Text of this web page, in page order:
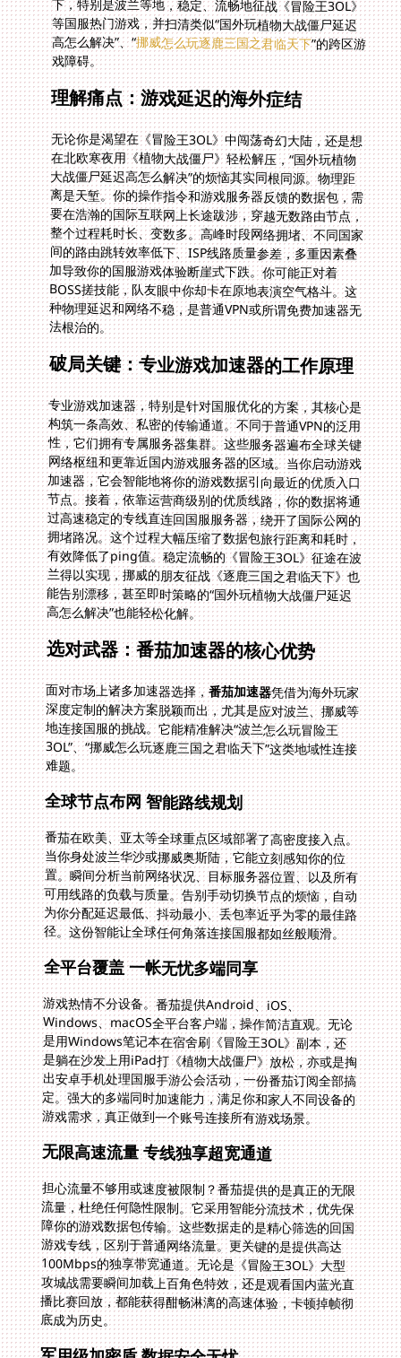
高怎么解决”、“挪威怎么玩逐鹿三国之君临天下”的跨区游
戏障碍。
理解痛点：游戏延迟的海外症结
无论你是渴望在《冒险王3OL》中闯荡奇幻大陆，还是想
在北欧寒夜用《植物大战僵尸》轻松解压，“国外玩植物
大战僵尸延迟高怎么解决”的烦恼其实同根同源。物理距
离是天堑。你的操作指令和游戏服务器反馈的数据包，需
要在浩瀚的国际互联网上长途跋涉，穿越无数路由节点，
整个过程耗时长、变数多。高峰时段网络拥堵、不同国家
间的路由跳转效率低下、ISP线路质量参差，多重因素叠
加导致你的国服游戏体验断崖式下跌。你可能正对着
BOSS搓技能，队友眼中你却卡在原地表演空气格斗。这
种物理延迟和网络不稳，是普通VPN或所谓免费加速器无
法根治的。
破局关键：专业游戏加速器的工作原理
专业游戏加速器，特别是针对国服优化的方案，其核心是
构筑一条高效、私密的传输通道。不同于普通VPN的泛用
性，它们拥有专属服务器集群。这些服务器遍布全球关键
网络枢纽和更靠近国内游戏服务器的区域。当你启动游戏
加速器，它会智能地将你的游戏数据引向最近的优质入口
节点。接着，依靠运营商级别的优质线路，你的数据将通
过高速稳定的专线直连回国服服务器，绕开了国际公网的
拥堵路况。这个过程大幅压缩了数据包旅行距离和耗时，
有效降低了ping值。稳定流畅的《冒险王3OL》征途在波
兰得以实现，挪威的朋友征战《逐鹿三国之君临天下》也
能告别漂移，甚至即时策略的“国外玩植物大战僵尸延迟
高怎么解决”也能轻松化解。
选对武器：番茄加速器的核心优势
面对市场上诸多加速器选择，番茄加速器凭借为海外玩家
深度定制的解决方案脱颖而出，尤其是应对波兰、挪威等
地连接国服的挑战。它能精准解决“波兰怎么玩冒险王
3OL”、“挪威怎么玩逐鹿三国之君临天下”这类地域性连接
难题。
全球节点布网 智能路线规划
番茄在欧美、亚太等全球重点区域部署了高密度接入点。
当你身处波兰华沙或挪威奥斯陆，它能立刻感知你的位
置。瞬间分析当前网络状况、目标服务器位置、以及所有
可用线路的负载与质量。告别手动切换节点的烦恼，自动
为你分配延迟最低、抖动最小、丢包率近乎为零的最佳路
径。这份智能让全球任何角落连接国服都如丝般顺滑。
全平台覆盖 一帐无忧多端同享
游戏热情不分设备。番茄提供Android、iOS、
Windows、macOS全平台客户端，操作简洁直观。无论
是用Windows笔记本在宿舍刷《冒险王3OL》副本，还
是躺在沙发上用iPad打《植物大战僵尸》放松，亦或是掏
出安卓手机处理国服手游公会活动，一份番茄订阅全部搞
定。强大的多端同时加速能力，满足你和家人不同设备的
游戏需求，真正做到一个账号连接所有游戏场景。
无限高速流量 专线独享超宽通道
担心流量不够用或速度被限制？番茄提供的是真正的无限
流量，杜绝任何隐性限制。它采用智能分流技术，优先保
障你的游戏数据包传输。这些数据走的是精心筛选的回国
游戏专线，区别于普通网络流量。更关键的是提供高达
100Mbps的独享带宽通道。无论是《冒险王3OL》大型
攻城战需要瞬间加载上百角色特效，还是观看国内蓝光直
播比赛回放，都能获得酣畅淋漓的高速体验，卡顿掉帧彻
底成为历史。